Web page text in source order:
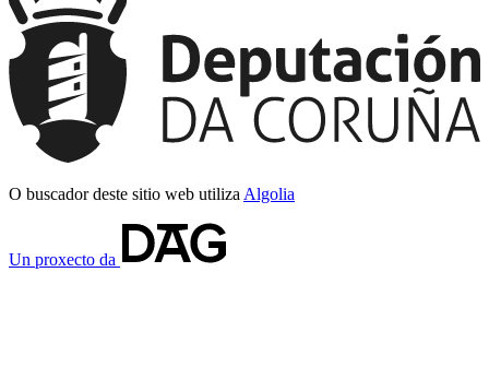
O buscador deste sitio web utiliza Algolia
Un proxecto da